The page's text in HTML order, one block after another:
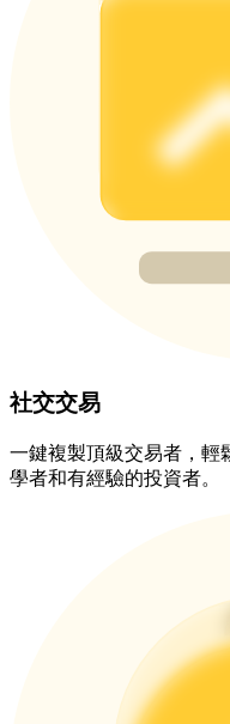
充值CASHCAT &
瓜分 500000
貴金屬財富季 · 交易
USDT 新手理財 10%
USDT活期理財、
社交交易
一鍵複製頂級交易者，輕
學者和有經驗的投資者。